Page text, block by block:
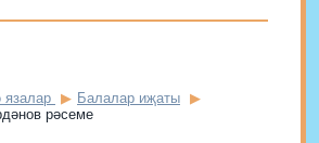
язалар
Балалар иҗаты
рәсеме